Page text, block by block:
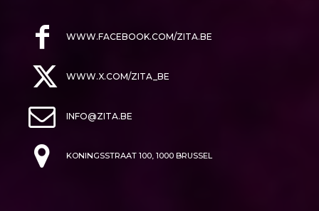
WWW.FACEBOOK.COM/ZITA.BE
WWW.X.COM/ZITA_BE
INFO@ZITA.BE
KONINGSSTRAAT 100, 1000 BRUSSEL